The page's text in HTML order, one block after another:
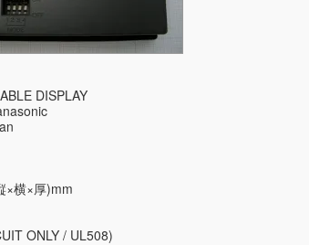
DISPLAY
横×厚)mm
ONLY / UL508)